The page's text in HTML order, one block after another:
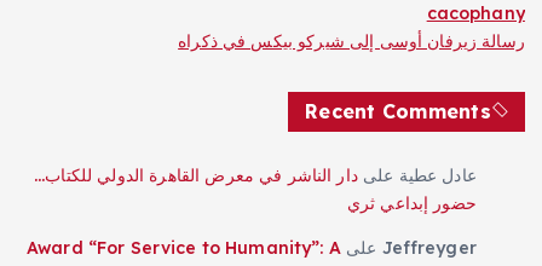
cacophany
رسالة زيرفان أوسى إلى شيركو بيكس في ذكراه
Recent Comments
عادل عطية علىدار الناشر في معرض القاهرة الدولي للكتاب…
حضور إبداعي ثري
Jeffreyger علىAward “For Service to Humanity”: A